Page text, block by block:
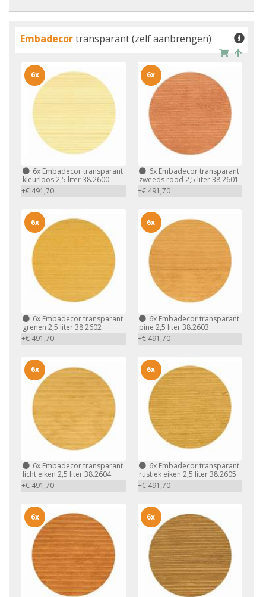
Embadecortransparant (zelf aanbrengen)
6x Embadecor transparant
kleurloos 2,5 liter 38.2600
+€ 491,70
6x
6xEmbadecor transparant
zweeds rood 2,5 liter 38.2601
+€ 491,70
6x
6x Embadecor transparant
grenen 2,5 liter 38.2602
+€ 491,70
6x
6xEmbadecor transparant
pine 2,5 liter 38.2603
+€ 491,70
6x
6x Embadecor transparant
licht eiken 2,5 liter 38.2604
+€ 491,70
6x
6xEmbadecor transparant
rustiek eiken 2,5 liter 38.2605
+€ 491,70
6x
6x 6x